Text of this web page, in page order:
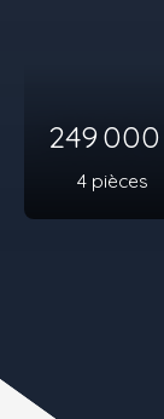
249 000
4 pièces